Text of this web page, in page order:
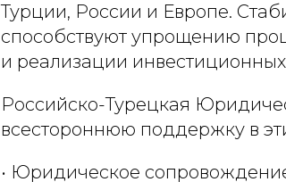
Турции, России и Европе.
способствуют упрощению
и реализации инвестиционных
Российско-Турецкая
всестороннюю поддержку в
• Юридическое